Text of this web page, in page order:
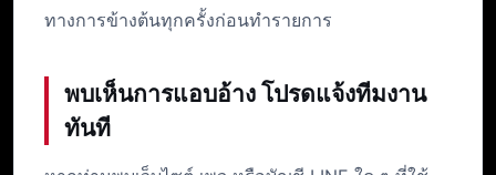
ทางการข้างต้นทุกครั้งก่อนทำรายการ
พบเห็นการแอบอ้าง โปรดแจ้งทีมงาน
ทันที